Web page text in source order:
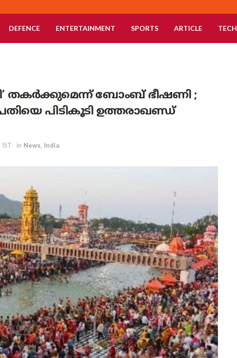
DEFENCE ENTERTAINMENT SPORTS ARTICLE TECH
തകർക്കുമെന്ന് ബോംബ് ഭീഷണി ;
പിടികൂടി ഉത്തരാഖണ്ഡ്
in News, India